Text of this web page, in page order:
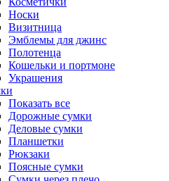
Носки
Визитница
Эмблемы для джинс
Полотенца
Кошельки и портмоне
Украшения
Показать все
Дорожные сумки
Деловые сумки
Планшетки
Рюкзаки
Поясные сумки